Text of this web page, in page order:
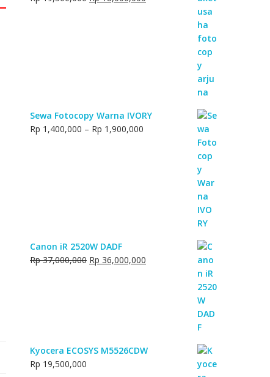
Rp 18,000,000.
Sewa Fotocopy Warna IVORY
Rp 1,400,000 – Rp 1,900,000
Canon iR 2520W DADF
Rp37,000,000 Original
Rp 36,000,000
Rp 36,000,000.
Kyocera ECOSYS M5526CDW
Rp 19,500,000